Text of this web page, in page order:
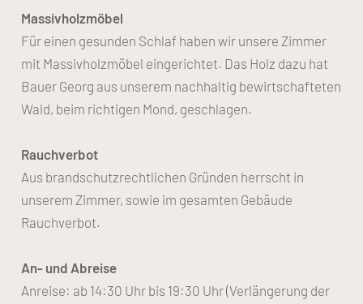
Massivholzmöbel
Für einen gesunden Schlaf haben wir unsere Zimmer
mit Massivholzmöbel eingerichtet. Das Holz dazu hat
Bauer Georg aus unserem nachhaltig bewirtschafteten
Wald, beim richtigen Mond, geschlagen.
Rauchverbot
Aus brandschutzrechtlichen Gründen herrscht in
unserem Zimmer, sowie im gesamten Gebäude
Rauchverbot.
An- und Abreise
Anreise: ab 14:30 Uhr bis 19:30 Uhr (Verlängerung der